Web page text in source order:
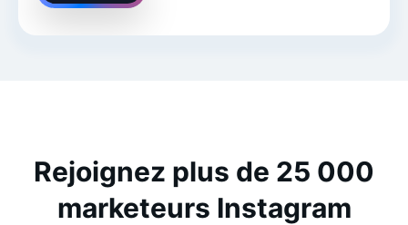
Rejoignez plus de 25 000
marketeurs Instagram